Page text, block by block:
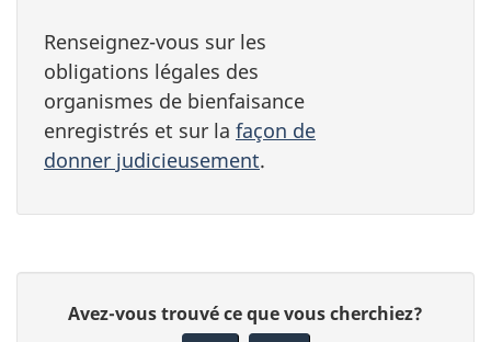
Renseignez-vous sur les
obligations légales des
organismes de bienfaisance
enregistrés et sur la façon de
donner judicieusement.
Avez-vous trouvé ce que vous cherchiez?